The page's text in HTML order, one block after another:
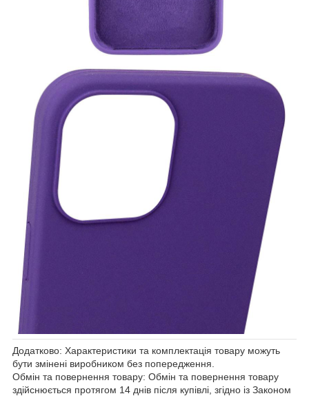
Додатково: Характеристики та комплектація товару можуть
бути змінені виробником без попередження.
Обмін та повернення товару: Обмін та повернення товару
здійснюється протягом 14 днів після купівлі, згідно із Законом